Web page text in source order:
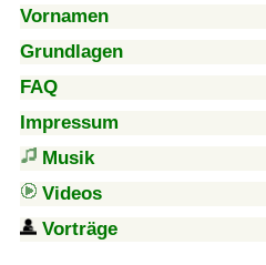
Vornamen
Grundlagen
FAQ
Impressum
Musik
Videos
Vorträge